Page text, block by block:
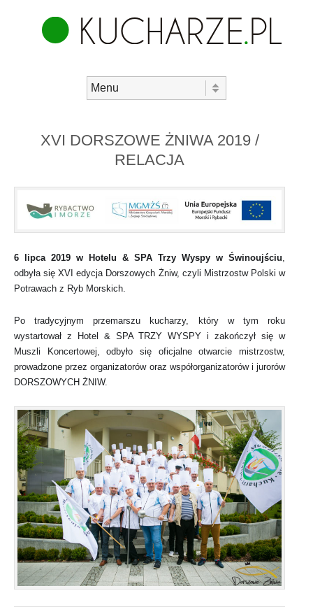
XVI DORSZOWE ŻNIWA 2019 /
RELACJA
6 lipca 2019 w Hotelu & SPA Trzy Wyspy w Świnoujściu,
odbyłasię XVI edycja Dorszowych Żniw, czyli Mistrzostw Polski w
Potrawach z Ryb Morskich.
Po tradycyjnym przemarszu kucharzy, który w tym roku
wystartował z Hotel & SPA TRZY WYSPY i zakończył się w
Muszli Koncertowej, odbyło się oficjalne otwarcie mistrzostw,
prowadzone przez organizatorów oraz współorganizatorów i jurorów
DORSZOWYCH ŻNIW.